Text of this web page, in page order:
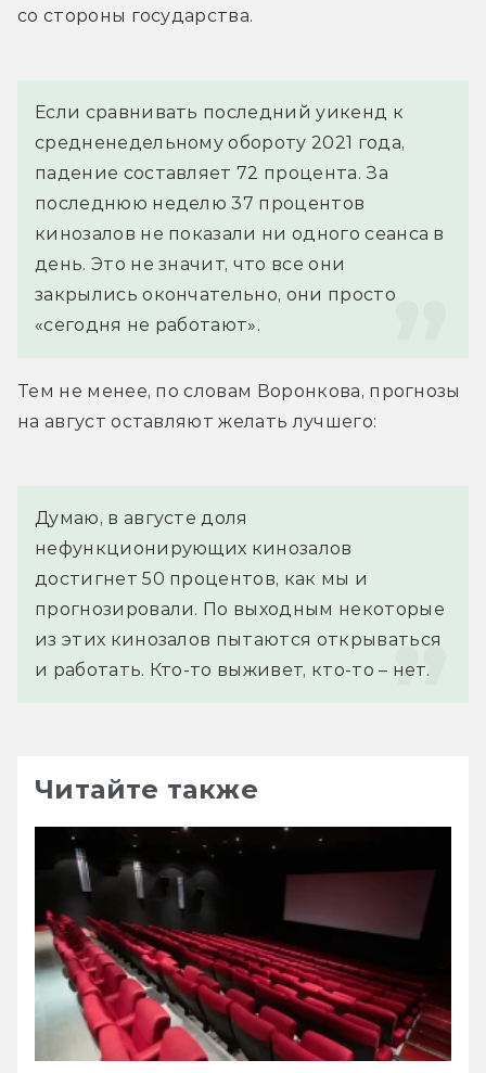
со стороны государства.
Если сравнивать последний уикенд к
средненедельному обороту 2021 года,
падение составляет 72 процента. За
последнюю неделю 37 процентов
кинозалов не показали ни одного сеанса в
день. Это не значит, что все они
закрылись окончательно, они просто
«сегодня не работают».
Тем не менее, по словам Воронкова, прогнозы
на август оставляют желать лучшего:
Думаю, в августе доля
нефункционирующих кинозалов
достигнет 50 процентов, как мы и
прогнозировали. По выходным некоторые
из этих кинозалов пытаются открываться
и работать. Кто-то выживет, кто-то – нет.
Читайте также